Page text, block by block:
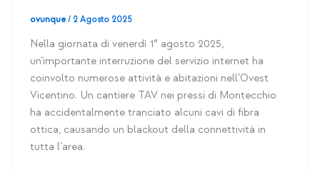
ovunque / 2 Agosto 2025
Nella giornata di venerdì 1° agosto 2025,
un’importante interruzione del servizio internet ha
coinvolto numerose attività e abitazioni nell’Ovest
Vicentino. Un cantiere TAV nei pressi di Montecchio
ha accidentalmente tranciato alcuni cavi di fibra
ottica, causando un blackout della connettività in
tutta l’area.